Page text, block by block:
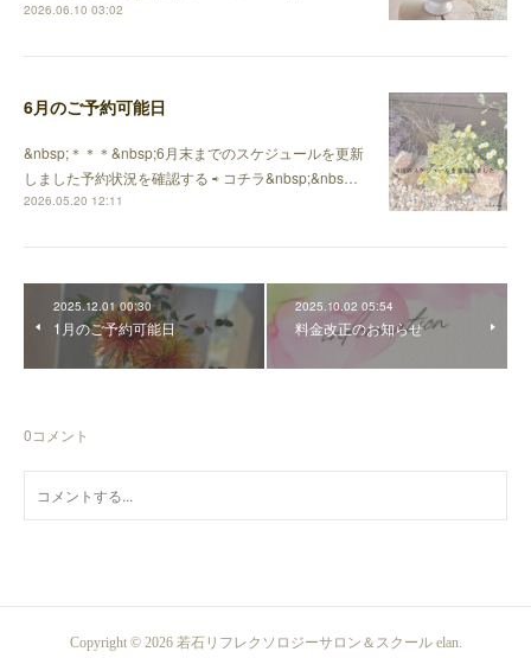
2026.06.10 03:02
6月のご予約可能日
&nbsp;＊＊＊&nbsp;6月末までのスケジュールを更新
しました予約状況を確認する ⇨ コチラ&nbsp;&nbs…
2026.05.20 12:11
2025.12.01 00:30
1月のご予約可能日
2025.10.02 05:54
料金改正のお知らせ
0コメント
Copyright © 2026 若石リフレクソロジーサロン＆スクール elan.